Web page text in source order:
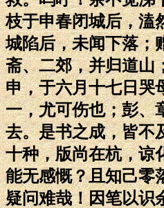
枝于申春闭城后，溘
城陷后，未闻下落；
斋、二郊，并归道山
申，于六月十七日哭
一，尤可伤也；彭、
去。是书之成，皆不
十种，版尚在杭，谅
能无感慨？且知己零
疑问难哉！因笔以识